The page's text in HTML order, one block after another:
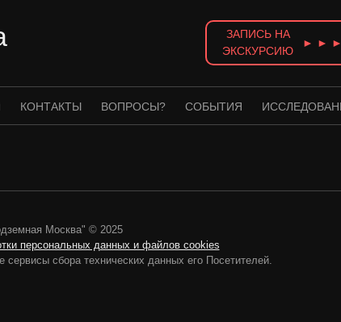
ЗАПИСЬ НА
ЭКСКУРСИЮ
► ►
КОНТАКТЫ ВОПРОСЫ? СОБЫТИЯ
Москва" © 2025
персональных данных и файлов cookies
сбора технических данных его Посетителей.